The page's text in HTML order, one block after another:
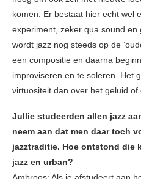
komen. Er bestaat hier echt wel
experiment, zeker qua sound en
wordt jazz nog steeds op de
een compositie en daarna
improviseren en te soleren. Het
virtuositeit dan over het geluid of
Jullie studeerden allen jazz
neem aan dat men daar toch
jazztraditie. Hoe ontstond die
jazz en urban?
Ambroos: Als je afstudeert aan